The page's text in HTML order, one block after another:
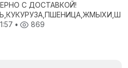
С ДОСТАВКОЙ!
• 869